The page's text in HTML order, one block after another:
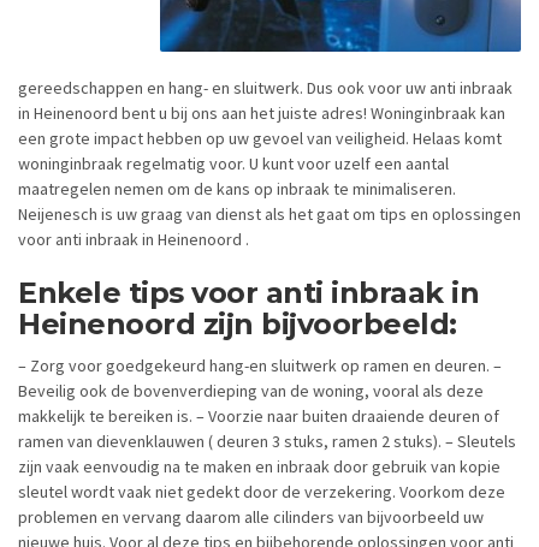
gereedschappen en hang- en sluitwerk. Dus ook voor uw anti inbraak
in Heinenoord bent u bij ons aan het juiste adres! Woninginbraak kan
een grote impact hebben op uw gevoel van veiligheid. Helaas komt
woninginbraak regelmatig voor. U kunt voor uzelf een aantal
maatregelen nemen om de kans op inbraak te minimaliseren.
Neijenesch is uw graag van dienst als het gaat om tips en oplossingen
voor anti inbraak in Heinenoord .
Enkele tips voor anti inbraak in
Heinenoord zijn bijvoorbeeld:
– Zorg voor goedgekeurd hang-en sluitwerk op ramen en deuren. –
Beveilig ook de bovenverdieping van de woning, vooral als deze
makkelijk te bereiken is. – Voorzie naar buiten draaiende deuren of
ramen van dievenklauwen ( deuren 3 stuks, ramen 2 stuks). – Sleutels
zijn vaak eenvoudig na te maken en inbraak door gebruik van kopie
sleutel wordt vaak niet gedekt door de verzekering. Voorkom deze
problemen en vervang daarom alle cilinders van bijvoorbeeld uw
nieuwe huis. Voor al deze tips en bijbehorende oplossingen voor anti